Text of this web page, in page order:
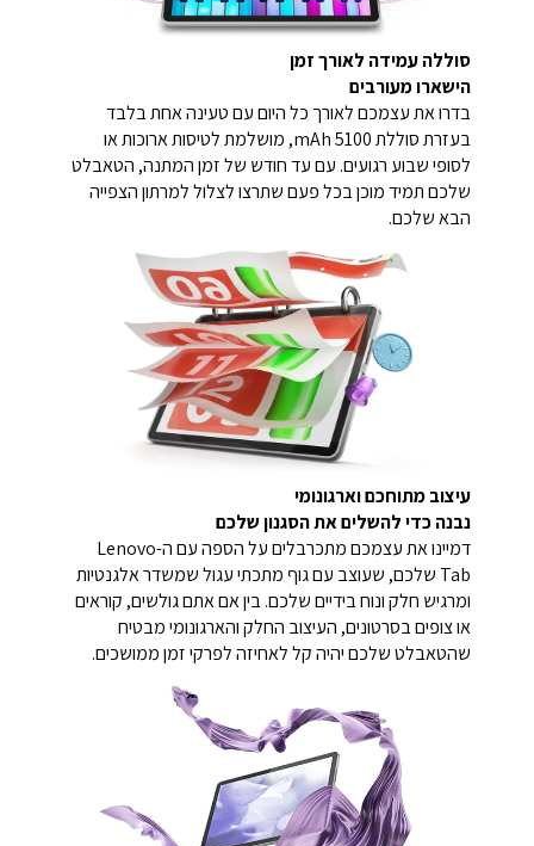
סוללה עמידה לאורך זמן
הישארו מעורבים
בדרו את עצמכם לאורך כל היום עם טעינה אחת בלבד
בעזרת סוללת 5100 mAh, מושלמת לטיסות ארוכות או
לסופי שבוע רגועים. עם עד חודש של זמן המתנה, הטאבלט
שלכם תמיד מוכן בכל פעם שתרצו לצלול למרתון הצפייה
הבא שלכם.
עיצוב מתוחכם וארגונומי
נבנה כדי להשלים את הסגנון שלכם
דמיינו את עצמכם מתכרבלים על הספה עם ה-Lenovo
Tab שלכם, שעוצב עם גוף מתכתי עגול שמשדר אלגנטיות
ומרגיש חלק ונוח בידיים שלכם. בין אם אתם גולשים, קוראים
או צופים בסרטונים, העיצוב החלק והארגונומי מבטיח
שהטאבלט שלכם יהיה קל לאחיזה לפרקי זמן ממושכים.